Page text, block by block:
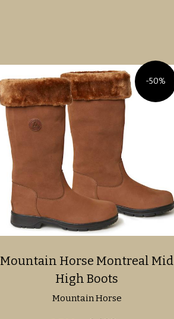
-50%
Mountain Horse Montreal Mid
High Boots
Mountain Horse